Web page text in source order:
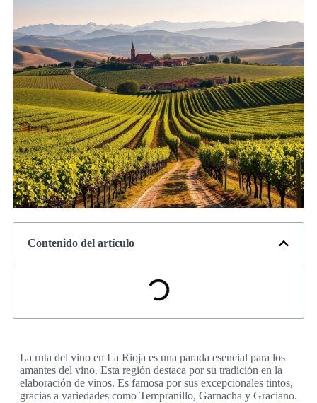
Contenido del artículo
La ruta del vino en La Rioja es una parada esencial para los
amantes del vino. Esta región destaca por su tradición en la
elaboración de vinos. Es famosa por sus excepcionales tintos,
gracias a variedades como Tempranillo, Garnacha y Graciano.